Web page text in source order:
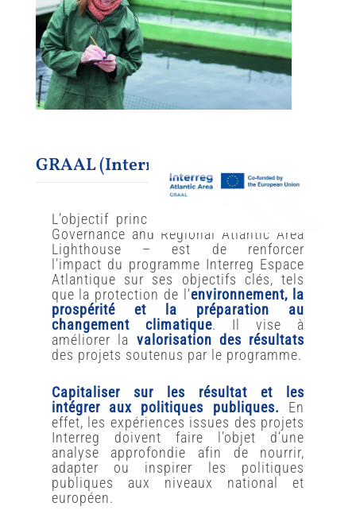
GRAAL (Interreg Atlantique)
L’objectif principal du projet
Governance and Regional Atlantic Area
Lighthouse – est de renforcer
l’impact du programme Interreg Espace
Atlantique sur ses objectifs clés, tels
que la protection de l’environnement, la
prospérité et la préparation au
changement climatique. Il vise à
améliorer la valorisation des résultats
des projets soutenus par le programme.
Capitaliser sur les résultat et les
intégrer aux politiques publiques. En
effet, les expériences issues des projets
Interreg doivent faire l’objet d’une
analyse approfondie afin de nourrir,
adapter ou inspirer les politiques
publiques aux niveaux national et
européen.